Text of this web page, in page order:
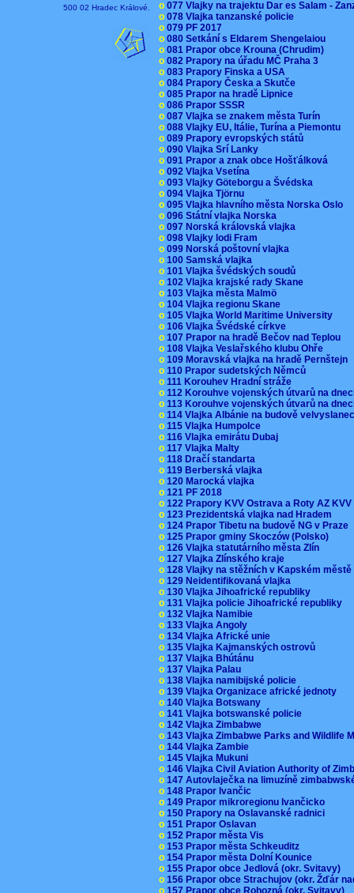
500 02 Hradec Králové.
o 077 Vlajky na trajektu Dar es Salam -
o 078 Vlajka tanzanské policie
o 079 PF 2017
o 080 Setkání s Eldarem Shengelaiou
o 081 Prapor obce Krouna (Chrudim)
o 082 Prapory na úřadu MČ Praha 3
o 083 Prapory Finska a USA
o 084 Prapory Česka a Skutče
o 085 Prapor na hradě Lipnice
o 086 Prapor SSSR
o 087 Vlajka se znakem města Turín
o 088 Vlajky EU, Itálie, Turína a Piemontu
o 089 Prapory evropských států
o 090 Vlajka Srí Lanky
o 091 Prapor a znak obce Hošťálková
o 092 Vlajka Vsetína
o 093 Vlajky Göteborgu a Švédska
o 094 Vlajka Tjörnu
o 095 Vlajka hlavního města Norska Oslo
o 096 Státní vlajka Norska
o 097 Norská královská vlajka
o 098 Vlajky lodi Fram
o 099 Norská poštovní vlajka
o 100 Samská vlajka
o 101 Vlajka švédských soudů
o 102 Vlajka krajské rady Skane
o 103 Vlajka města Malmö
o 104 Vlajka regionu Skane
o 105 Vlajka World Maritime University
o 106 Vlajka Švédské církve
o 107 Prapor na hradě Bečov nad Teplou
o 108 Vlajka Veslařského klubu Ohře
o 109 Moravská vlajka na hradě Pernštejn
o 110 Prapor sudetských Němců
o 111 Korouhev Hradní stráže
o 112 Korouhve vojenských útvarů na
o 113 Korouhve vojenských útvarů na
o 114 Vlajka Albánie na budově
o 115 Vlajka Humpolce
o 116 Vlajka emirátu Dubaj
o 117 Vlajka Malty
o 118 Dračí standarta
o 119 Berberská vlajka
o 120 Marocká vlajka
o 121 PF 2018
o 122 Prapory KVV Ostrava a Roty AZ
o 123 Prezidentská vlajka nad Hradem
o 124 Prapor Tibetu na budově NG v Praze
o 125 Prapor gminy Skoczów (Polsko)
o 126 Vlajka statutárního města Zlín
o 127 Vlajka Zlínského kraje
o 128 Vlajky na stěžních v Kapském
o 129 Neidentifikovaná vlajka
o 130 Vlajka Jihoafrické republiky
o 131 Vlajka policie Jihoafrické republiky
o 132 Vlajka Namibie
o 133 Vlajka Angoly
o 134 Vlajka Africké unie
o 135 Vlajka Kajmanských ostrovů
o 137 Vlajka Bhútánu
o 137 Vlajka Palau
o 138 Vlajka namibijské policie
o 139 Vlajka Organizace africké jednoty
o 140 Vlajka Botswany
o 141 Vlajka botswanské policie
o 142 Vlajka Zimbabwe
o 143 Vlajka Zimbabwe Parks and Wildlife
o 144 Vlajka Zambie
o 145 Vlajka Mukuni
o 146 Vlajka Civil Aviation Authority of
o 147 Autovlaječka na limuzíně
o 148 Prapor Ivančic
o 149 Prapor mikroregionu Ivančicko
o 150 Prapory na Oslavanské radnici
o 151 Prapor Oslavan
o 152 Prapor města Vis
o 153 Prapor města Schkeuditz
o 154 Prapor města Dolní Kounice
o 155 Prapor obce Jedlová (okr. Svitavy)
o 156 Prapor obce Strachujov (okr. Žďár
o 157 Prapor obce Rohozná (okr. Svitavy)